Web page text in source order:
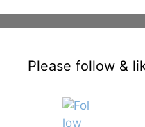
Please follow &